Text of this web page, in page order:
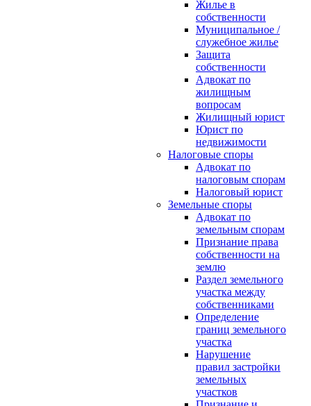
Жилье в
собственности
Муниципальное /
служебное жилье
Защита
собственности
Адвокат по
жилищным
вопросам
Жилищный юрист
Юрист по
недвижимости
Налоговые споры
Адвокат по
налоговым спорам
Налоговый юрист
Земельные споры
Адвокат по
земельным спорам
Признание права
собственности на
землю
Раздел земельного
участка между
собственниками
Определение
границ земельного
участка
Нарушение
правил застройки
земельных
участков